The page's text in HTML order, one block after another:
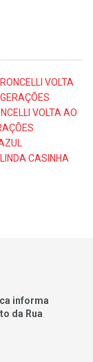
VOLTA
VOLTA AO
CASINHA
informa
da Rua